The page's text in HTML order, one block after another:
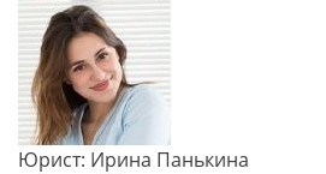
Юрист: Ирина Панькина